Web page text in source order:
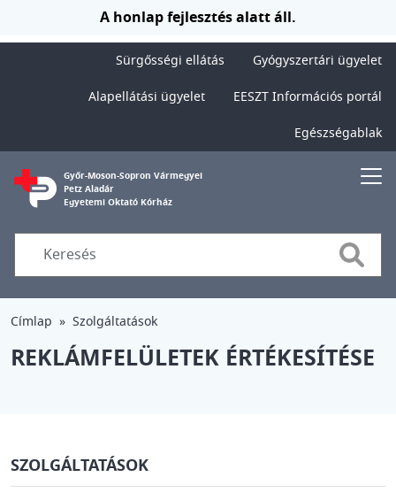
Ugrás a tartalomraA honlap fejlesztés alatt áll.
Sürgősségi ellátás
Gyógyszertári ügyelet
Alapellátási ügyelet
EESZT Információs portál
Egészségablak
Győr-Moson-Sopron Vármegyei
Petz Aladár
Egyetemi Oktató Kórház
Search
Címlap Szolgáltatások
REKLÁMFELÜLETEK ÉRTÉKESÍTÉSE
SZOLGÁLTATÁSOK